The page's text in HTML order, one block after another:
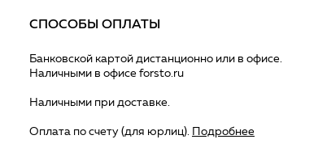
СПОСОБЫ ОПЛАТЫ
Банковской картой дистанционно или в офисе.
Наличными в офисе forsto.ru
Наличными при доставке.
Оплата по счету (для юрлиц). Подробнее